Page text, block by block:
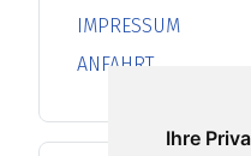
Ihre
IMPRESSUM
ANFAHRT